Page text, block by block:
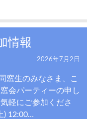
情報
2026年7月2日
窓生のみなさま、こ
会パーティーの申し
軽にご参加くださ
) 12:00…